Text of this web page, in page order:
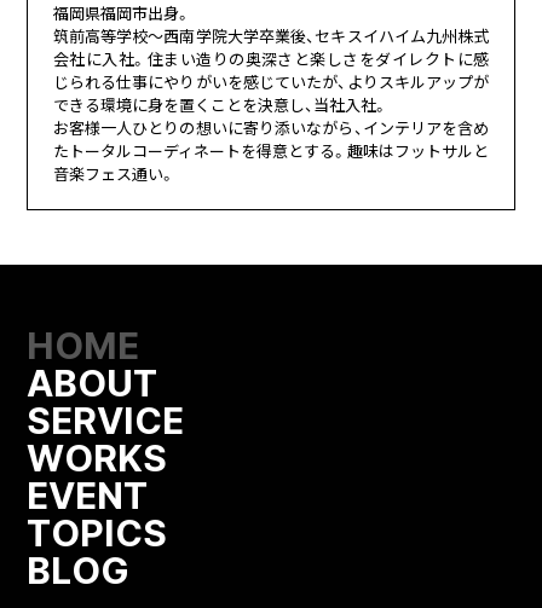
福岡県福岡市出身。
筑前高等学校～西南学院大学卒業後、セキスイハイム九州株式
会社に入社。住まい造りの奥深さと楽しさをダイレクトに感
じられる仕事にやりがいを感じていたが、よりスキルアップが
できる環境に身を置くことを決意し、当社入社。
お客様一人ひとりの想いに寄り添いながら、インテリアを含め
たトータルコーディネートを得意とする。趣味はフットサルと
音楽フェス通い。
HOME
ABOUT
SERVICE
WORKS
EVENT
TOPICS
BLOG